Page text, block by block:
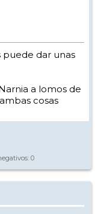
puede dar unas
a lomos de
cosas
a extremo
...
0